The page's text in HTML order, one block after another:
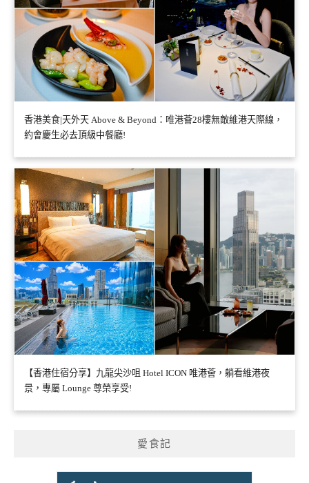
香港美食|天外天 Above & Beyond：唯港薈28樓無敵維港天際線，
約會慶生必去頂級中餐廳!
【香港住宿分享】九龍尖沙咀 Hotel ICON 唯港薈，躺看維港夜
景，專屬 Lounge 尊榮享受!
愛食記